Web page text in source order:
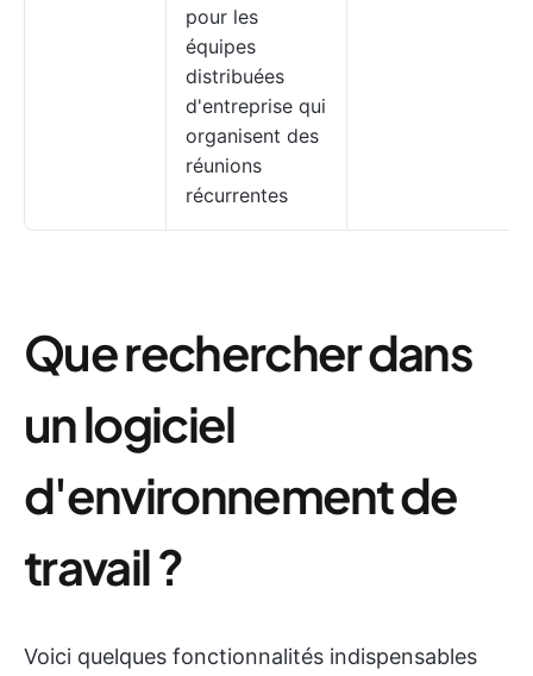
pour les
équipes
distribuées
d'entreprise qui
organisent des
réunions
récurrentes
Que rechercher dans
un logiciel
d'environnement de
travail ?
Voici quelques fonctionnalités indispensables